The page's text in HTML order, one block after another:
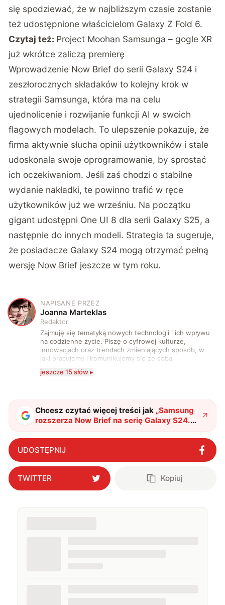
się spodziewać, że w najbliższym czasie zostanie
też udostępnione właścicielom Galaxy Z Fold 6.
Czytaj też: Project Moohan Samsunga – gogle XR
już wkrótce zaliczą premierę
Wprowadzenie Now Brief do serii Galaxy S24 i
zeszłorocznych składaków to kolejny krok w
strategii Samsunga, która ma na celu
ujednolicenie i rozwijanie funkcji AI w swoich
flagowych modelach. To ulepszenie pokazuje, że
firma aktywnie słucha opinii użytkowników i stale
udoskonala swoje oprogramowanie, by sprostać
ich oczekiwaniom. Jeśli zaś chodzi o stabilne
wydanie nakładki, te powinno trafić w ręce
użytkowników już we wrześniu. Na początku
gigant udostępni One UI 8 dla serii Galaxy S25, a
następnie do innych modeli. Strategia ta sugeruje,
że posiadacze Galaxy S24 mogą otrzymać pełną
wersję Now Brief jeszcze w tym roku.
J
NAPISANE PRZEZ
Joanna Marteklas
Redaktor
Zajmuję się tematyką nowych technologii i ich wpływu
na codzienne życie. Piszę o cyfrowej kulturze,
innowacjach oraz trendach zmieniających sposób, w
jaki pracujemy i komunikujemy się ze sobą.
technologii a współczesną popkulturą. W wolnych
jeszcze 15 słów ▸
Chcesz czytać więcej treści jak „Samsung
rozszerza Now Brief na serię Galaxy S24.
Beta One UI 8 przynosi nową
funkcjonalność"?
UDOSTĘPNIJ
TWITTER Kopiuj